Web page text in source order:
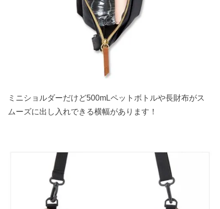
ミニショルダーだけど500mLペットボトルや長財布がス
ムーズに出し入れできる横幅があります！